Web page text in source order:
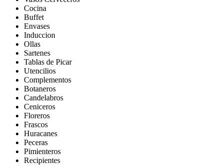
Cocina
Buffet
Envases
Induccion
Ollas
Sartenes
Tablas de Picar
Utencilios
Complementos
Botaneros
Candelabros
Ceniceros
Floreros
Frascos
Huracanes
Peceras
Pimienteros
Recipientes